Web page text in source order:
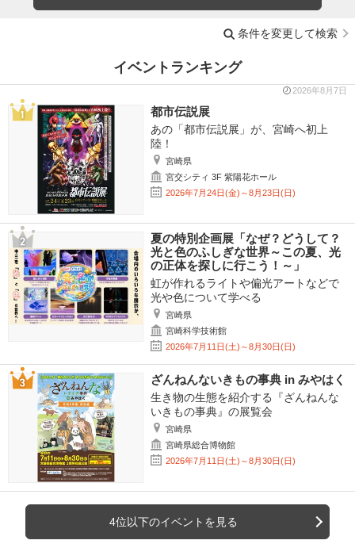
条件を変更して検索
イベントランキング
2026年8月7日
都市伝説展
あの「都市伝説展」が、宮崎へ初上
陸！
宮崎県
宮交シティ 3F 紫陽花ホール
2026年7月24日(金)～8月23日(日)
夏の特別企画展「なぜ？どうして？
光と色のふしぎな世界～この夏、光
の正体を探しに行こう！～」
虹が作れるライトや偏光アートなどで
光や色について学べる
宮崎県
宮崎科学技術館
2026年7月11日(土)～8月30日(日)
ざんねんないきもの事典 in みやはく
生き物の生態を紹介する『ざんねんな
いきもの事典』の展覧会
宮崎県
宮崎県総合博物館
2026年7月11日(土)～8月30日(日)
4位以下のイベントを見る